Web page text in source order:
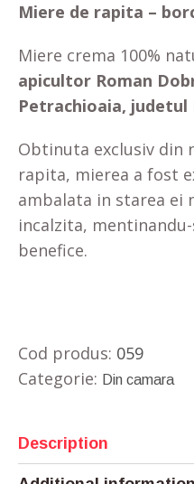
Miere de rapita –
Miere crema 100%
apicultor Roman
Petrachioaia,
Obtinuta exclusiv din
rapita, mierea a fost
ambalata in starea ei
incalzita,
benefice.
Cod produs: 059
Categorie: Din camara
Description